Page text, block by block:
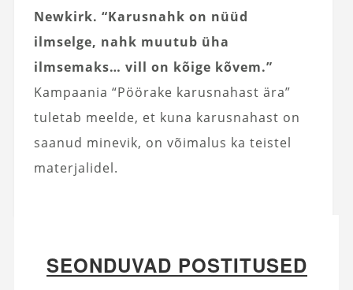
Newkirk. “Karusnahk on nüüd
ilmselge, nahk muutub üha
ilmsemaks… vill on kõige kõvem.”
Kampaania “Pöörake karusnahast ära”
tuletab meelde, et kuna karusnahast on
saanud minevik, on võimalus ka teistel
materjalidel.
SEONDUVAD POSTITUSED